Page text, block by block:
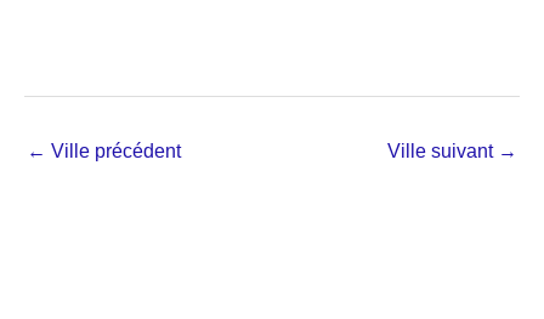
← Ville précédent Ville suivant →